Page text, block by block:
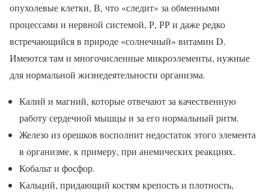
опухолевые клетки, В, что «следит» за обменными
процессами и нервной системой, Р, РР и даже редко
встречающийся в природе «солнечный» витамин D.
Имеются там и многочисленные микроэлементы, нужные
для нормальной жизнедеятельности организма.
Калий и магний, которые отвечают за качественную
работу сердечной мышцы и за его нормальный ритм.
Железо из орешков восполнит недостаток этого элемента
в организме, к примеру, при анемических реакциях.
Кобальт и фосфор.
Кальций, придающий костям крепость и плотность,